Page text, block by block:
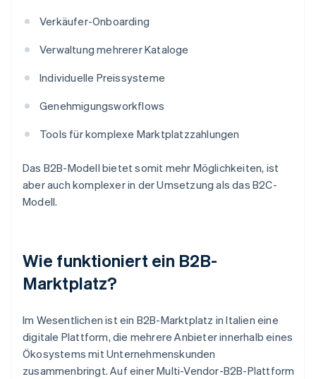
Verkäufer-Onboarding
Verwaltung mehrerer Kataloge
Individuelle Preissysteme
Genehmigungsworkflows
Tools für komplexe Marktplatzzahlungen
Das B2B-Modell bietet somit mehr Möglichkeiten, ist
aber auch komplexer in der Umsetzung als das B2C-
Modell.
Wie funktioniert ein B2B-
Marktplatz?
Im Wesentlichen ist ein B2B-Marktplatz in Italien eine
digitale Plattform, die mehrere Anbieter innerhalb eines
Ökosystems mit Unternehmenskunden
zusammenbringt. Auf einer Multi-Vendor-B2B-Plattform